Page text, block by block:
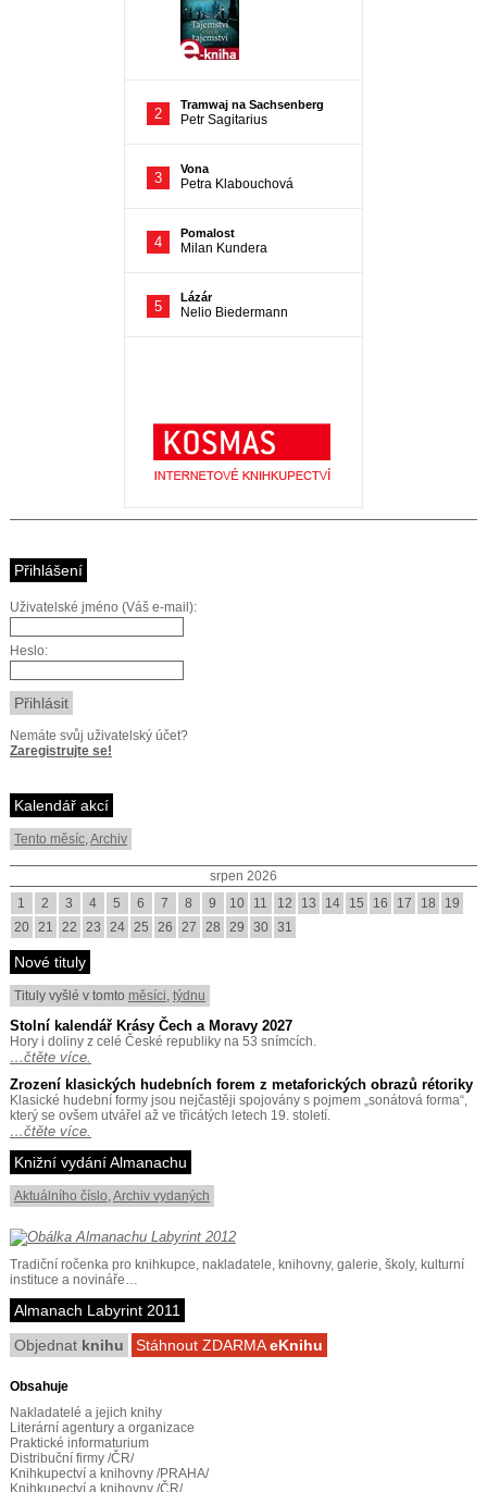
Přihlášení
Uživatelské jméno (Váš e-mail):
Heslo:
Nemáte svůj uživatelský účet?
Zaregistrujte se!
Kalendář akcí
Tento měsíc,Archiv
srpen 2026
1
2 3 4 5 6 7 8 9 10 11 12 13 14 15 16 17 18
19
20 21 22 23 24 25 26 27 28 29 30 31
Nové tituly
Tituly vyšlé v tomto měsíci, týdnu
Stolní kalendář Krásy Čech a Moravy 2027
Hory i doliny z celé České republiky na 53 snímcích.
…čtěte více.
Zrození klasických hudebních forem z metaforických obrazů rétoriky
Klasické hudební formy jsou nejčastěji spojovány s pojmem „sonátová forma“,
který se ovšem utvářel až ve třicátých letech 19. století.
…čtěte více.
Knižní vydání Almanachu
Aktuálního číslo,Archiv vydaných
Tradiční ročenka pro knihkupce, nakladatele, knihovny, galerie, školy, kulturní
instituce a novináře…
Almanach Labyrint 2011
Objednat knihu Stáhnout ZDARMAeKnihu
Obsahuje
Nakladatelé a jejich knihy
Literární agentury a organizace
Praktické informaturium
Distribuční firmy /ČR/
Knihkupectví a knihovny /PRAHA/
Knihkupectví a knihovny /ČR/